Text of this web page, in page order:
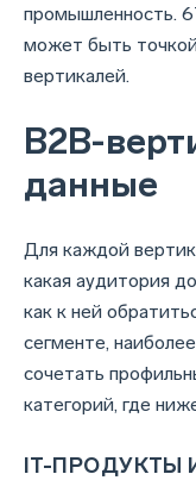
промышленность.
может быть
вертикалей.
B2B-
данные
Для каждой
какая аудитория
как к ней
сегменте,
сочетать
категорий, где
IT-ПРОДУКТЫ